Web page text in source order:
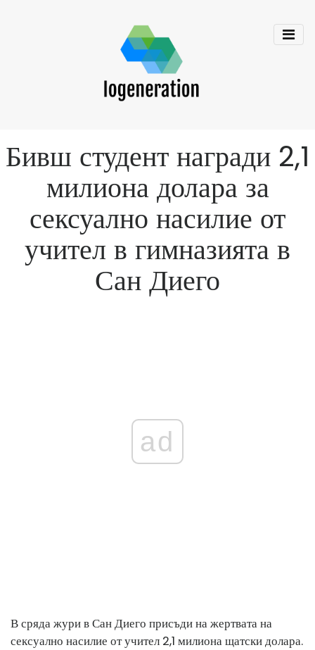
Бивш студент награди 2,1
милиона долара за
сексуално насилие от
учител в гимназията в
Сан Диего
ad
В сряда жури в Сан Диего присъди на жертвата на
сексуално насилие от учител 2,1 милиона щатски долара.